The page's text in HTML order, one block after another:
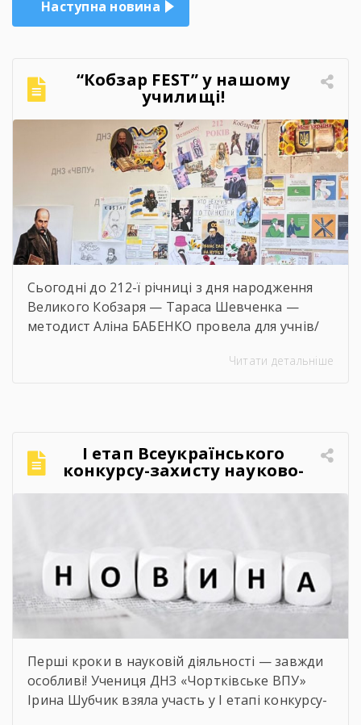
Наступна новина
“Кобзар FEST” у нашому
училищі!
Сьогодні до 212-ї річниці з дня народження
Великого Кобзаря — Тараса Шевченка —
методист Аліна БАБЕНКО провела для учнів/
закладу інтерактивний захід «Кобзар
поезії, а також разом виконали безсмертний
[…]
Читати детальніше
І етап Всеукраїнського
конкурсу-захисту науково-
дослідницьких робіт учнів-
Перші кроки в науковій діяльності — завжди
особливі! Учениця ДНЗ «Чортківське ВПУ»
Ірина Шубчик взяла участь у І етапі конкурсу-